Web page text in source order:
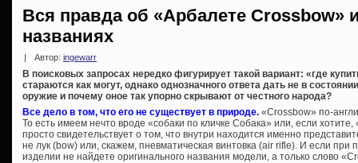
Вся правда об «Арбалете Crossbow»
названиях
| Автор: ingewarr
В поисковых запросах нередко фигурирует такой вариант: «где
стараются как могут, однако однозначного ответа дать не в
оружие и почему оное так упорно скрывают от честного народа?
Все дело в том, что его не существует в природе. «Crossbow» по-
То есть имеем нечто вроде «собаки по кличке Собака» или, если
просто свидетельствует о том, что внутри находится именно
не лук (bow) или, скажем, пневматическая винтовка (air rifle). И если при
изделии не найдете оригинального названия модели, а только слово